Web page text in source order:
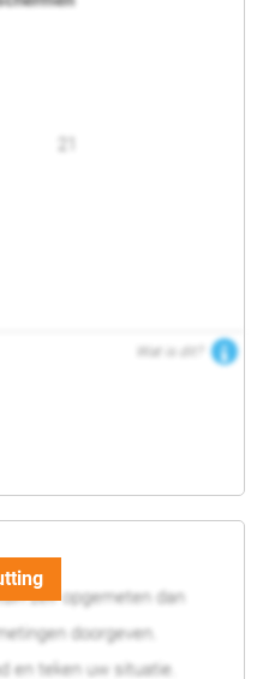
Wat is dit?
zelf opgemeten dan
doorgeven.
en teken uw situatie.